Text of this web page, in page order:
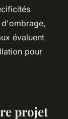
évaluent
pour
projet